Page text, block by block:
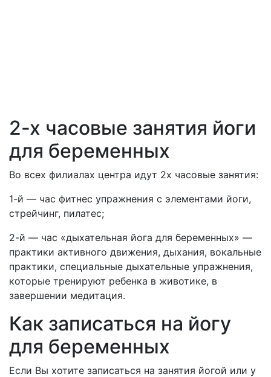
2-х часовые занятия йоги
для беременных
Во всех филиалах центра идут 2х часовые занятия:
1-й — час фитнес упражнения с элементами йоги,
стрейчинг, пилатес;
2-й — час «дыхательная йога для беременных» —
практики активного движения, дыхания, вокальные
практики, специальные дыхательные упражнения,
которые тренируют ребенка в животике, в
завершении медитация.
Как записаться на йогу
для беременных
Если Вы хотите записаться на занятия йогой или у